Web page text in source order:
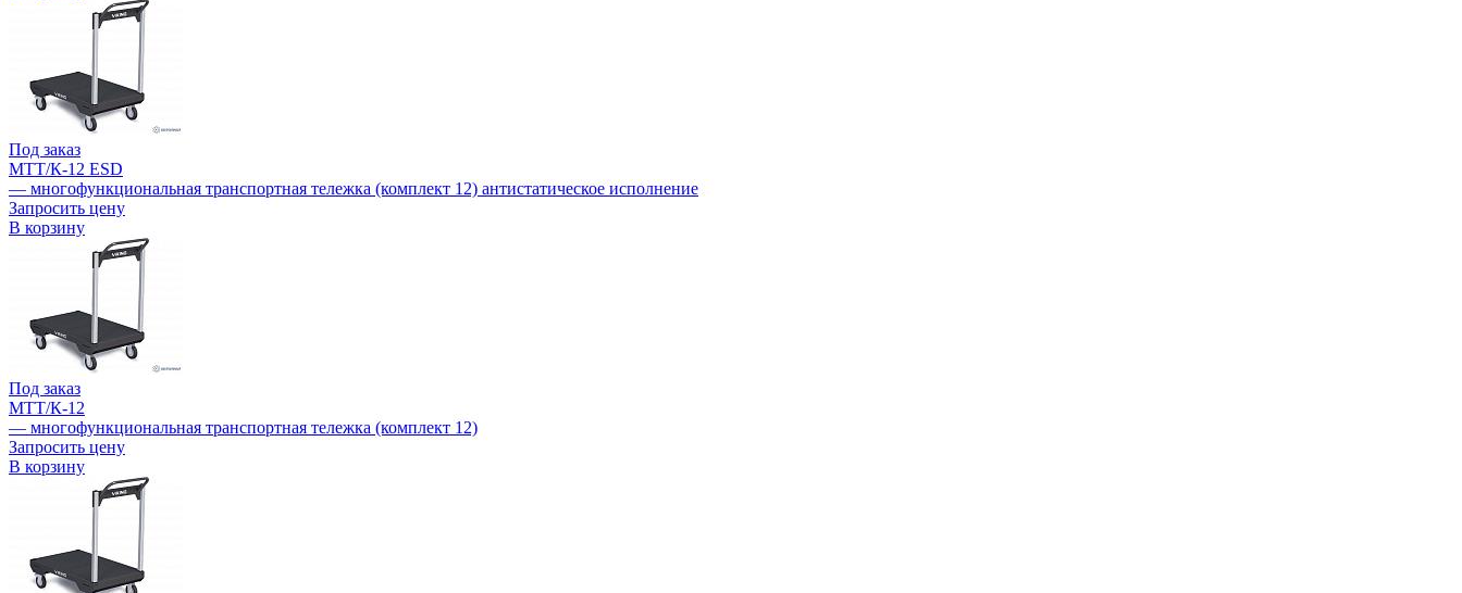
Под заказ
МТТ/К-12 ESD
— многофункциональная транспортная тележка (комплект 12) антистатическое исполнение
Запросить цену
В корзину
Под заказ
МТТ/К-12
— многофункциональная транспортная тележка (комплект 12)
Запросить цену
В корзину